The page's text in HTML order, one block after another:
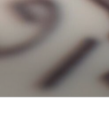
Saltar